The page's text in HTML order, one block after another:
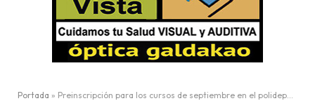
Portada » Preinscripción para los cursos de septiembre en el polideportivo Larrea